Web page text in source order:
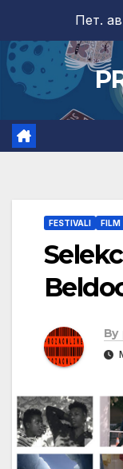
content
Пет.
FESTIVALI FILM
By